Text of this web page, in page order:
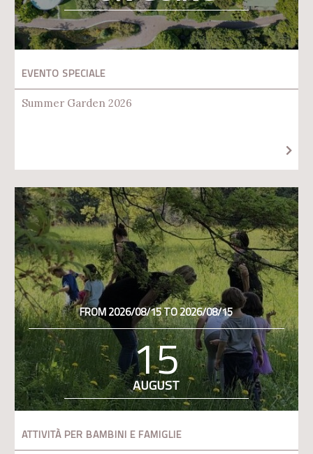
EVENTO SPECIALE
Summer Garden 2026
FROM 2026/08/15 TO 2026/08/15
15
AUGUST
ATTIVITÀ PER BAMBINI E FAMIGLIE